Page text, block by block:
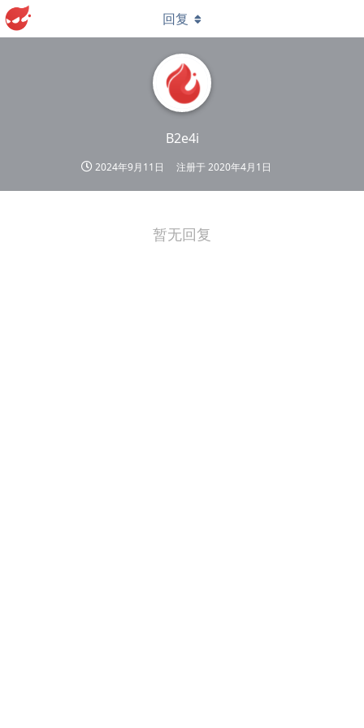
B2e4i
2024年9月11日 注册于2020年4月1日
回复
暂无回复